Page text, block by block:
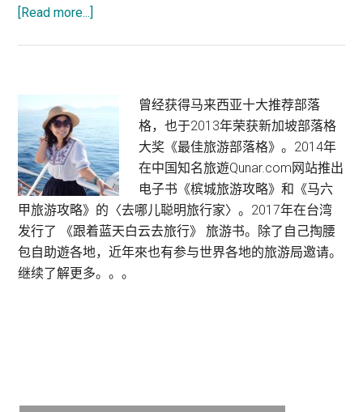
物
旺
区
[Read more...]
龙
群
宾
馆
Primary
Sidebar
曾经获得马来西亚十大推荐部落
格，也于2013年荣获新加坡部落格
大奖《最佳旅游部落格》。2014年
在中国知名旅遊Qunar.com网站推出
电子书《槟城旅游攻略》和《马六
甲旅游攻略》的〈去哪儿聪明旅行家〉。2017年在台湾
发行了 《跟着蓝天白云去旅行》 旅游书。除了自己掏腰
包自助遊各地，近年來也有参与世界各地的旅游局邀请。
继续了解更多。。。